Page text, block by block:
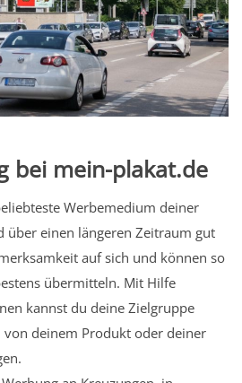
bei mein-plakat.de
Werbemedium deiner
über einen längeren Zeitraum gut
auf sich und können so
übermitteln. Mit Hilfe
kannst du deine Zielgruppe
deinem Produkt oder deiner